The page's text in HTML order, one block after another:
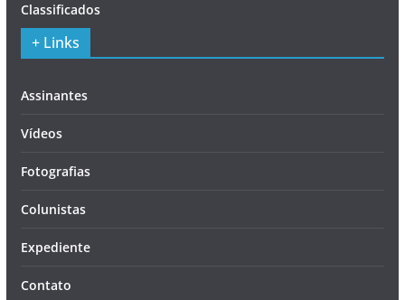
Classificados
+ Links
Assinantes
Vídeos
Fotografias
Colunistas
Expediente
Contato